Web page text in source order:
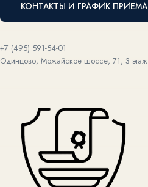
КОНТАКТЫ И ГРАФИК ПРИЕМА
+7 (495) 591-54-01
Одинцово, Можайское шоссе, 71, 3 этаж